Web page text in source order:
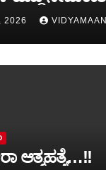
ಸಚಿವ
2026
ಆತ್ಮಹತ್ಯೆ…!!